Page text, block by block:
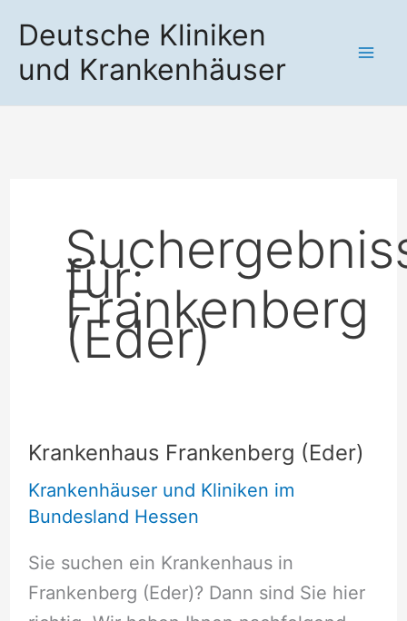
Inhalt
springen
Deutsche Kliniken
und Krankenhäuser
für:
Frankenberg
(Eder)
Krankenhaus Frankenberg (Eder)
Krankenhäuser und Kliniken im
Bundesland Hessen
Sie suchen ein Krankenhaus in
Frankenberg (Eder)? Dann sind Sie hier